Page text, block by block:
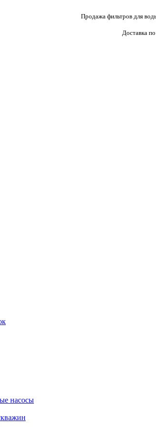
Продажа фильтров для
Доставка
насосы